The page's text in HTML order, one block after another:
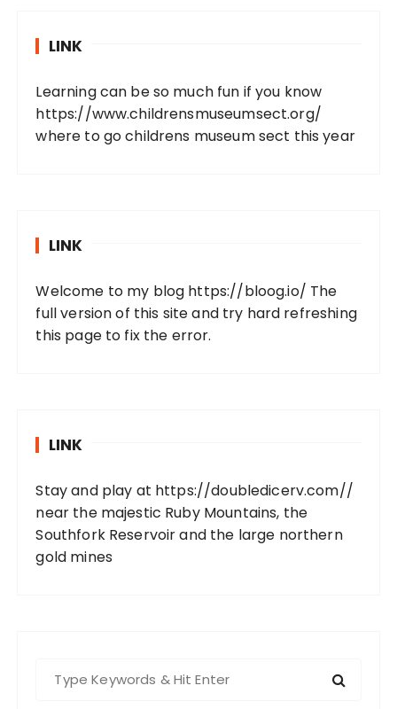
LINK
Learning can be so much fun if you know
https://www.childrensmuseumsect.org/
where to go childrens museum sect this year
LINK
Welcome to my blog https://bloog.io/ The
full version of this site and try hard refreshing
this page to fix the error.
LINK
Stay and play at https://doubledicerv.com//
near the majestic Ruby Mountains, the
Southfork Reservoir and the large northern
gold mines